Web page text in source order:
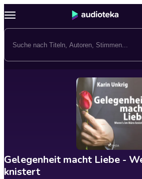
Gelegenheit macht Liebe -
knistert